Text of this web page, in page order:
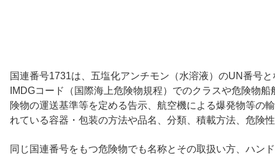
国連番号1731は、五塩化アンチモン（水溶液）のUN番号
IMDGコード（国際海上危険物規程）でのクラスや危険物
険物の運送基準等を定める告示、航空機による爆発物等の
れている容器・包装の方法や品名、分類、積載方法、危険
同じ国連番号をもつ危険物でも名称とその取扱い方、ハン